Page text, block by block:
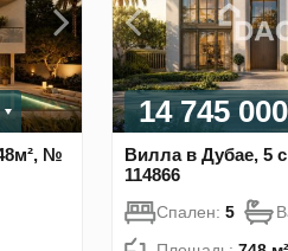
№
14 745
Вилла в Дубае, 5
114866
Спален: 5